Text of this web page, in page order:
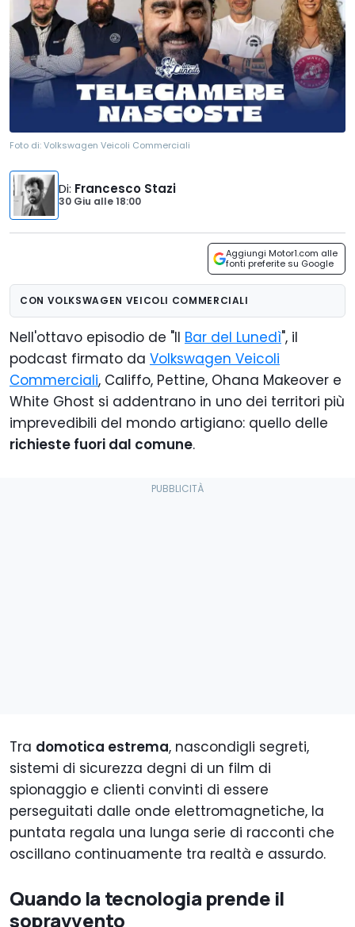
Foto di:Volkswagen Veicoli Commerciali
Di: Francesco Stazi
30 Giu alle18:00
Aggiungi Motor1.com alle
fonti preferite su Google
CON VOLKSWAGEN VEICOLI COMMERCIALI
Nell'ottavo episodio de "Il Bar del Lunedì", il
podcast firmato da Volkswagen Veicoli
Commerciali, Califfo, Pettine, Ohana Makeover e
White Ghost si addentrano in uno dei territori più
imprevedibili del mondo artigiano: quello delle
richieste fuori dal comune.
Tra domotica estrema, nascondigli segreti,
sistemi di sicurezza degni di un film di
spionaggio e clienti convinti di essere
perseguitati dalle onde elettromagnetiche, la
puntata regala una lunga serie di racconti che
oscillano continuamente tra realtà e assurdo.
Quando la tecnologia prende il
sopravvento